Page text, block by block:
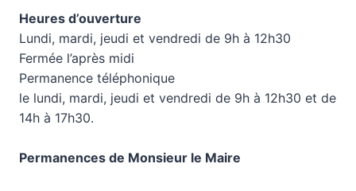
Heures d’ouverture
Lundi, mardi, jeudi et vendredi de 9h à 12h30
Fermée l’après midi
Permanence téléphonique
le lundi, mardi, jeudi et vendredi de 9h à 12h30 et de
14h à 17h30.
Permanences de Monsieur le Maire